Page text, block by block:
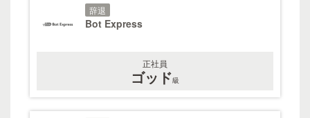
辞退
Bot Express
正社員
ゴッド級